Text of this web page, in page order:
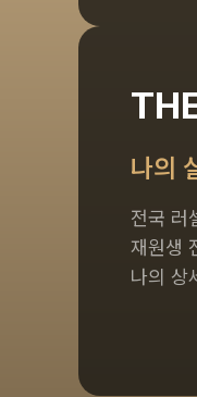
나의
전국 러
재원생
나의 상